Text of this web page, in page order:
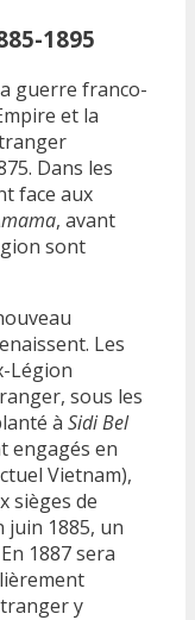
1895
guerre franco-
et la
Dans les
face aux
, avant
sont
Les
Légion
sous les
à Sidi Bel
engagés en
Vietnam),
sièges de
juin 1885, un
1887 sera
y